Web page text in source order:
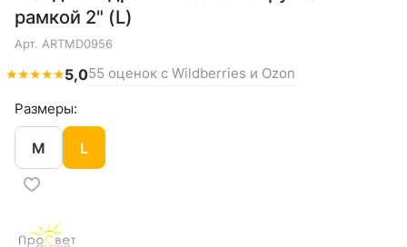
рамкой 2" (L)
Арт. ARTMD0956
★★★★★5,055 оценок с Wildberries и Ozon
Размеры:
M L